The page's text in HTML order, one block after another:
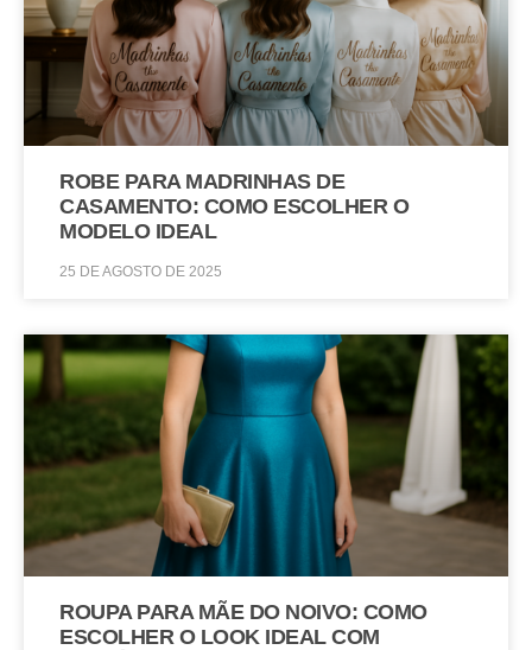
ROBE PARA MADRINHAS DE
CASAMENTO: COMO ESCOLHER O
MODELO IDEAL
25 DE AGOSTO DE 2025
ROUPA PARA MÃE DO NOIVO: COMO
ESCOLHER O LOOK IDEAL COM